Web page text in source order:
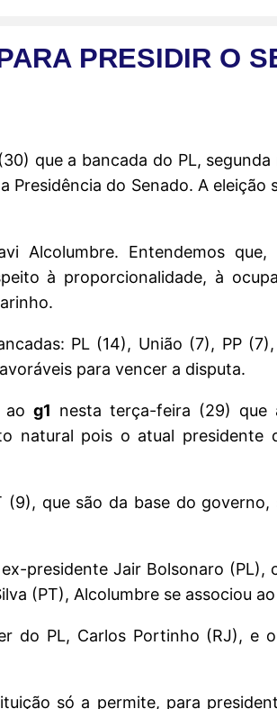
PRESIDIR O
que a bancada do PL, segunda
Presidência do Senado. A eleição
Alcolumbre. Entendemos
à proporcionalidade, à
PL (14), União (7), PP
para vencer a disputa.
ao g1 nesta terça-feira (29) que
natural pois o atual presidente
(9), que são da base do
presidente Jair Bolsonaro (PL),
(PT), Alcolumbre se associou
do PL, Carlos Portinho (RJ), e
só a permite, para